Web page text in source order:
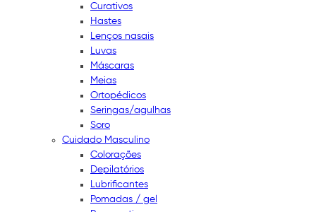
Curativos
Hastes
Lenços nasais
Luvas
Máscaras
Meias
Ortopédicos
Seringas/agulhas
Soro
Cuidado Masculino
Colorações
Depilatórios
Lubrificantes
Pomadas / gel